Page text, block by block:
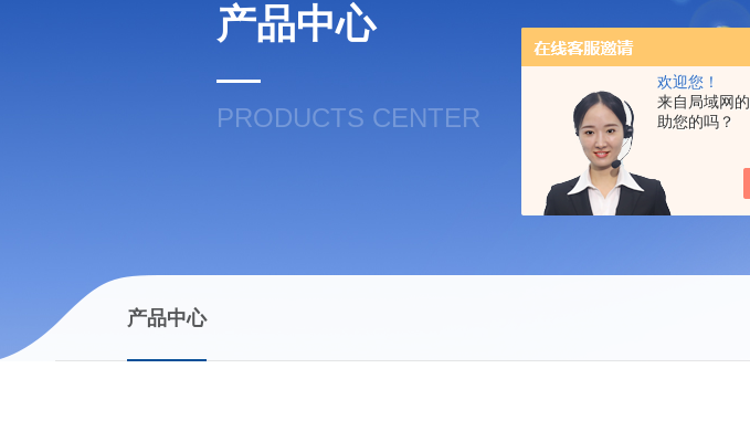
欢迎您！
来自局域网
助您的吗？
产品中心
PRODUCTS CENTER
产品中心